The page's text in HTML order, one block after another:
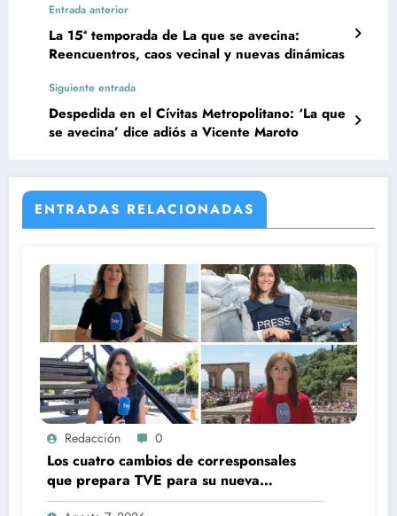
Entrada anterior
La 15ª temporada de La que se avecina:
Reencuentros, caos vecinal y nuevas dinámicas
Siguiente entrada
Despedida en el Cívitas Metropolitano: ‘La que
se avecina’ dice adiós a Vicente Maroto
ENTRADAS RELACIONADAS
Redacción 0
Los cuatro cambios de corresponsales
que prepara TVE para su nueva
temporada